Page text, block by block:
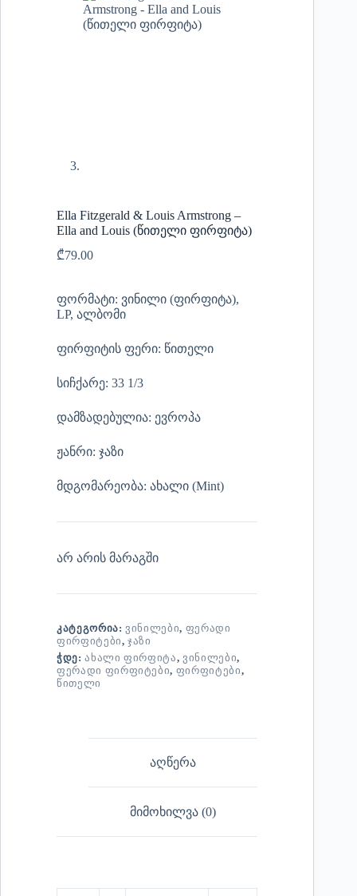
Ella Fitzgerald & Louis Armstrong –
Ella and Louis (წითელი ფირფიტა)
₾79.00
ფორმატი: ვინილი (ფირფიტა),
LP, ალბომი
ფირფიტის ფერი: წითელი
სიჩქარე: 33 1/3
დამზადებულია: ევროპა
ჟანრი: ჯაზი
მდგომარეობა: ახალი (Mint)
არ არის მარაგში
ᲙᲐᲢᲔᲒᲝᲠᲘᲐ: ᲕᲘᲜᲘᲚᲔᲑᲘ, ᲤᲔᲠᲐᲓᲘ
ᲤᲘᲠᲤᲘᲢᲔᲑᲘ,ᲯᲐᲖᲘ
ᲭᲓᲔ:ᲐᲮᲐᲚᲘ ᲤᲘᲠᲤᲘᲢᲐ, ᲕᲘᲜᲘᲚᲔᲑᲘ,
ᲤᲔᲠᲐᲓᲘ ᲤᲘᲠᲤᲘᲢᲔᲑᲘ, ᲤᲘᲠᲤᲘᲢᲔᲑᲘ,
ᲬᲘᲗᲔᲚᲘ
აღწერა
მიმოხილვა (0)